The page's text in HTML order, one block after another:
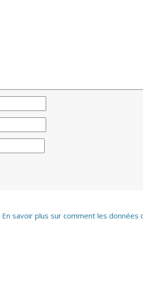
En savoir plus sur comment les données